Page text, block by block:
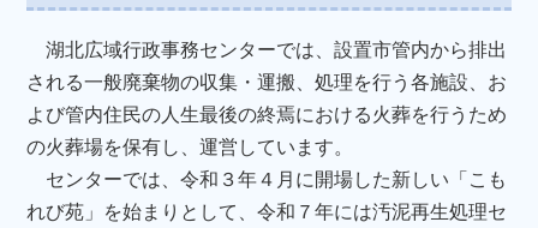
湖北広域行政事務センターでは、設置市管内から排出
される一般廃棄物の収集・運搬、処理を行う各施設、お
よび管内住民の人生最後の終焉における火葬を行うため
の火葬場を保有し、運営しています。
センターでは、令和３年４月に開場した新しい「こも
れび苑」を始まりとして、令和７年には汚泥再生処理セ